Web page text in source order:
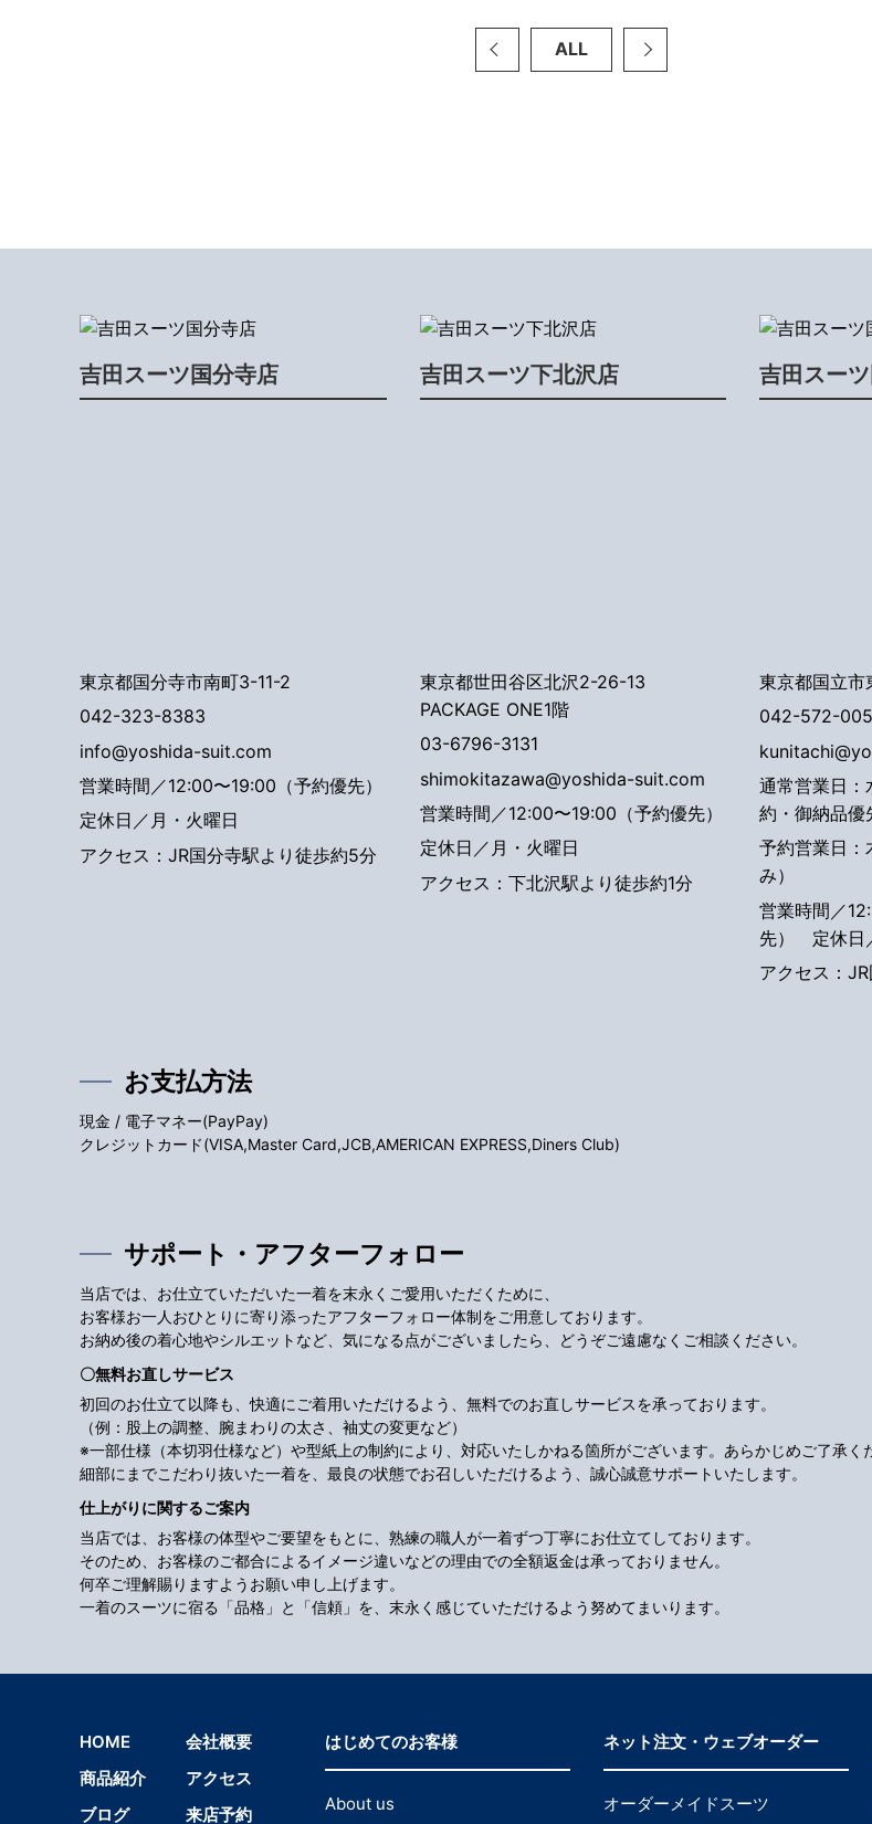
ALL
吉田スーツ国分寺店
東京都国分寺市南町3-11-2
042-323-8383
info@yoshida-suit.com
営業時間／12:00〜19:00（予約優先）
定休日／月・火曜日
アクセス：JR国分寺駅より徒歩約5分
吉田スーツ下北沢店
東京都世田谷区北沢2-26-13
PACKAGE ONE1階
03-6796-3131
shimokitazawa@yoshida-suit.com
営業時間／12:00〜19:00（予約優先）
定休日／月・火曜日
アクセス：下北沢駅より徒歩約1分
吉田スー
東京都国立
042-572-
通常営業日：
約・御納品優
予約営業日：
み）
営業時間／
先） 定休日
アクセス：
お支払方法
現金 / 電子マネー(PayPay)
クレジットカード(VISA,Master Card,JCB,AMERICAN EXPRESS,Diners Club)
サポート・アフターフォロー
当店では、お仕立ていただいた一着を末永くご愛用いただくために、
お客様お一人おひとりに寄り添ったアフターフォロー体制をご用意しております。
お納め後の着心地やシルエットなど、気になる点がございましたら、どうぞご遠慮なくご相談ください。
〇無料お直しサービス
初回のお仕立て以降も、快適にご着用いただけるよう、無料でのお直しサービスを承っております。
（例：股上の調整、腕まわりの太さ、袖丈の変更など）
※一部仕様（本切羽仕様など）や型紙上の制約により、対応いたしかねる箇所がございます。あらかじめご了承く
細部にまでこだわり抜いた一着を、最良の状態でお召しいただけるよう、誠心誠意サポートいたします。
仕上がりに関するご案内
当店では、お客様の体型やご要望をもとに、熟練の職人が一着ずつ丁寧にお仕立てしております。
そのため、お客様のご都合によるイメージ違いなどの理由での全額返金は承っておりません。
何卒ご理解賜りますようお願い申し上げます。
一着のスーツに宿る「品格」と「信頼」を、末永く感じていただけるよう努めてまいります。
HOME
商品紹介
ブログ
会社概要
アクセス
来店予約
はじめてのお客様
About us
ネット注文・ウェブオーダー
オーダーメイドスーツ